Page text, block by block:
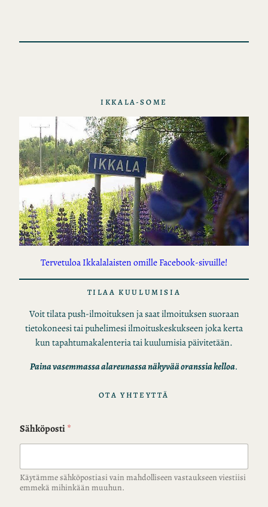
IKKALA-SOME
Tervetuloa Ikkalalaisten omille Facebook-sivuille!
TILAA KUULUMISIA
Voit tilata push-ilmoituksen ja saat ilmoituksen suoraan
tietokoneesi tai puhelimesi ilmoituskeskukseen joka kerta
kun tapahtumakalenteria tai kuulumisia päivitetään.
Paina vasemmassa alareunassa näkyvää oranssia kelloa.
OTA YHTEYTTÄ
Sähköposti*
Käytämme sähköpostiasi vain mahdolliseen vastaukseen viestiisi
emmekä mihinkään muuhun.